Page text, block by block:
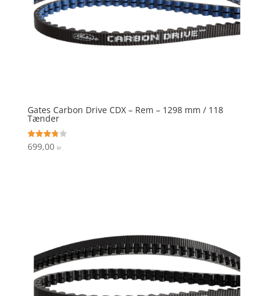
Gates Carbon Drive CDX – Rem – 1298 mm / 118
Tænder
Vurderet
3.8
699,00 kr.